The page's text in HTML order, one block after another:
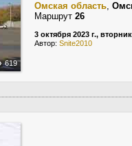
619
Омская область,
Маршрут 26
3 октября 2023 г., вторник
Автор: Snite2010